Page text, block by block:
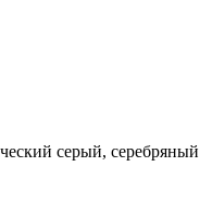
серый,